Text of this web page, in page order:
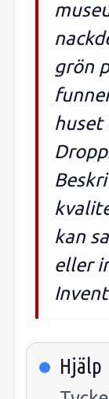
grön
huset
kan
eller
Hjälp